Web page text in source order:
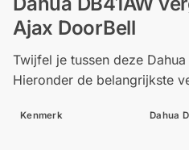
Ajax DoorBell
Twijfel je tussen deze
Hieronder de belangrijkste
Kenmerk Dahua